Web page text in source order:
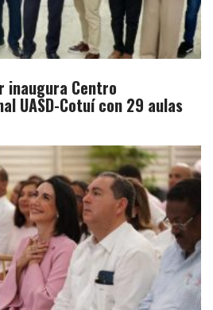
inaugura Centro
UASD-Cotuí con 29 aulas